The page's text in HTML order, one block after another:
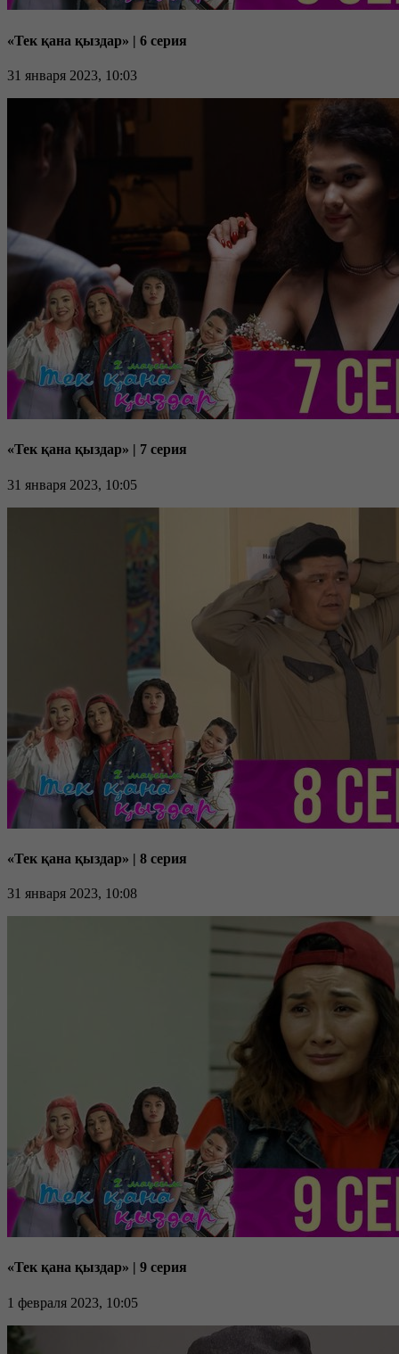
«Тек қана қыздар» | 6 серия
31 января 2023, 10:03
«Тек қана қыздар» | 7 серия
31 января 2023, 10:05
«Тек қана қыздар» | 8 серия
31 января 2023, 10:08
«Тек қана қыздар» | 9 серия
1 февраля 2023, 10:05